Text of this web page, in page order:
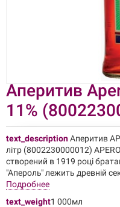
Аперитив
11%
text_descriptionАперитив
літр (8002230000012)
створений в 1919 році
"Апероль" лежить древній
Подробнее
text_weight1 000мл